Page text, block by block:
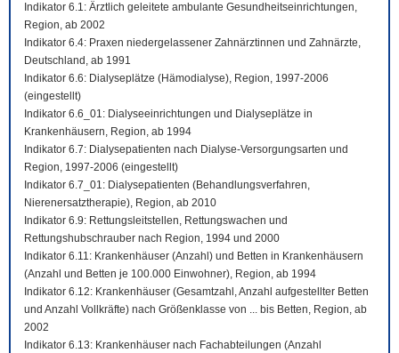
Indikator 6.1: Ärztlich geleitete ambulante Gesundheitseinrichtungen,
Region, ab 2002
Indikator 6.4: Praxen niedergelassener Zahnärztinnen und Zahnärzte,
Deutschland, ab 1991
Indikator 6.6: Dialyseplätze (Hämodialyse), Region, 1997-2006
(eingestellt)
Indikator 6.6_01: Dialyseeinrichtungen und Dialyseplätze in
Krankenhäusern, Region, ab 1994
Indikator 6.7: Dialysepatienten nach Dialyse-Versorgungsarten und
Region, 1997-2006 (eingestellt)
Indikator 6.7_01: Dialysepatienten (Behandlungsverfahren,
Nierenersatztherapie), Region, ab 2010
Indikator 6.9: Rettungsleitstellen, Rettungswachen und
Rettungshubschrauber nach Region, 1994 und 2000
Indikator 6.11: Krankenhäuser (Anzahl) und Betten in Krankenhäusern
(Anzahl und Betten je 100.000 Einwohner), Region, ab 1994
Indikator 6.12: Krankenhäuser (Gesamtzahl, Anzahl aufgestellter Betten
und Anzahl Vollkräfte) nach Größenklasse von ... bis Betten, Region, ab
2002
Indikator 6.13: Krankenhäuser nach Fachabteilungen (Anzahl